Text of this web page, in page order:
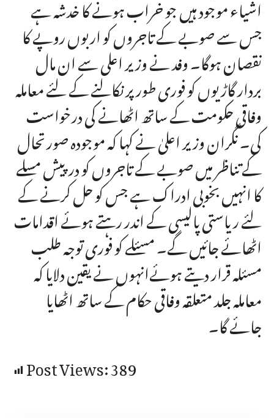
جس سے صوبے کے تاجروں کو اربوں روپے کا
نقصان ہوگا۔ وفد نے وزیر اعلی سے ان مال
بردار گاڑیوں کو فوری طور پر نکالنے کے لئے معاملہ
وفاقی حکومت کے ساتھ اٹھانے کی درخواست
کی۔ نگران وزیر اعلیٰ نے کہا کہ موجودہ صورتحال
کے تناظر میں صوبے کے تاجروں کو درپیش مسلے
کا انہیں بخوبی ادراک ہے جس کو حل کرنے کے
لئے ریاستی پالیسی کے اندر رہتے ہوئے اقدامات
اٹھائے جائیں گے۔ مسئلے کو فوری توجہ طلب
مسئلہ قرار دیتے ہوئےانہوں نے یقین دلایا کہ
معاملہ جلد متعلقہ وفاقی حکام کے ساتھ اٹھایا
جائے گا۔
Post Views:389